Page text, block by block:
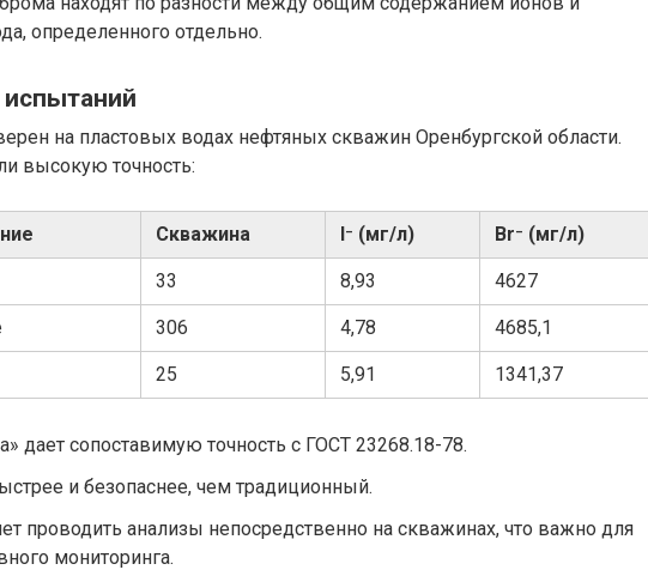
определенного отдельно.
на пластовых водах нефтяных скважин Оренбургской области.
высокую точность:
Скважина I⁻ (мг/л) Br⁻ (мг/л)
33 8,93 4627
306 4,78 4685,1
25 5,91 1341,37
дает сопоставимую точность с ГОСТ 23268.18-78.
и безопаснее, чем традиционный.
проводить анализы непосредственно на скважинах, что важно для
мониторинга.